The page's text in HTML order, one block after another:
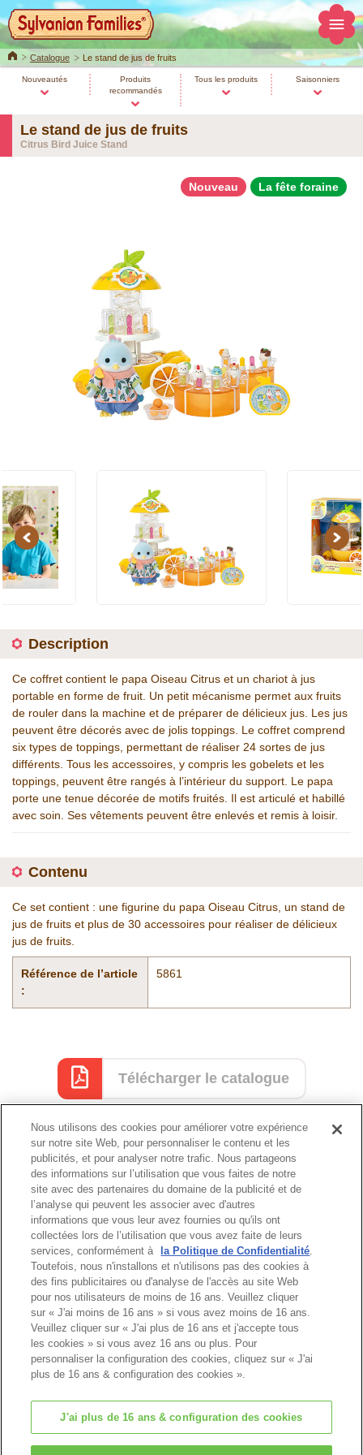
HomeCatalogue Le stand de jus de fruits
Nouveautés
Produits
recommandés
Tous les produits Saisonniers
Le stand de jus de fruits
Citrus Bird Juice Stand
Nouveau La fête foraine
Previous Next
Description
Ce coffret contient le papa Oiseau Citrus et un chariot à jus
portable en forme de fruit. Un petit mécanisme permet aux fruits
de rouler dans la machine et de préparer de délicieux jus. Les jus
peuvent être décorés avec de jolis toppings. Le coffret comprend
six types de toppings, permettant de réaliser 24 sortes de jus
différents. Tous les accessoires, y compris les gobelets et les
toppings, peuvent être rangés à l’intérieur du support. Le papa
porte une tenue décorée de motifs fruités. Il est articulé et habillé
avec soin. Ses vêtements peuvent être enlevés et remis à loisir.
Contenu
Ce set contient : une figurine du papa Oiseau Citrus, un stand de
jus de fruits et plus de 30 accessoires pour réaliser de délicieux
jus de fruits.
Référence de l’article
:
5861
Télécharger le catalogue
Catalogue
Haut de page
© EPOCH
Nous utilisons des cookies pour améliorer votre expérience
sur notre site Web, pour personnaliser le contenu et les
publicités, et pour analyser notre trafic. Nous partageons
des informations sur l’utilisation que vous faites de notre
site avec des partenaires du domaine de la publicité et de
l’analyse qui peuvent les associer avec d'autres
informations que vous leur avez fournies ou qu'ils ont
collectées lors de l’utilisation que vous avez faite de leurs
services, conformément à
la Politique de Confidentialité.
Toutefois, nous n'installons et n'utilisons pas des cookies à
des fins publicitaires ou d'analyse de l'accès au site Web
pour nos utilisateurs de moins de 16 ans. Veuillez cliquer
sur « J'ai moins de 16 ans » si vous avez moins de 16 ans.
Veuillez cliquer sur « J'ai plus de 16 ans et j'accepte tous
les cookies » si vous avez 16 ans ou plus. Pour
personnaliser la configuration des cookies, cliquez sur « J'ai
plus de 16 ans & configuration des cookies ».
J'ai plus de 16 ans & configuration des cookies